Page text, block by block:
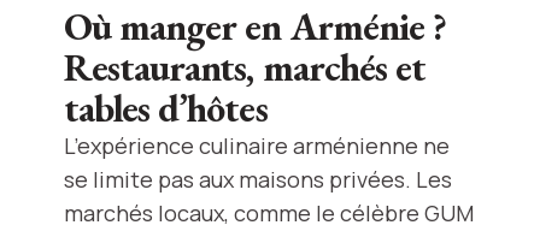
Où manger en Arménie ?
Restaurants, marchés et
tables d’hôtes
L’expérience culinaire arménienne ne
se limite pas aux maisons privées. Les
marchés locaux, comme le célèbre GUM